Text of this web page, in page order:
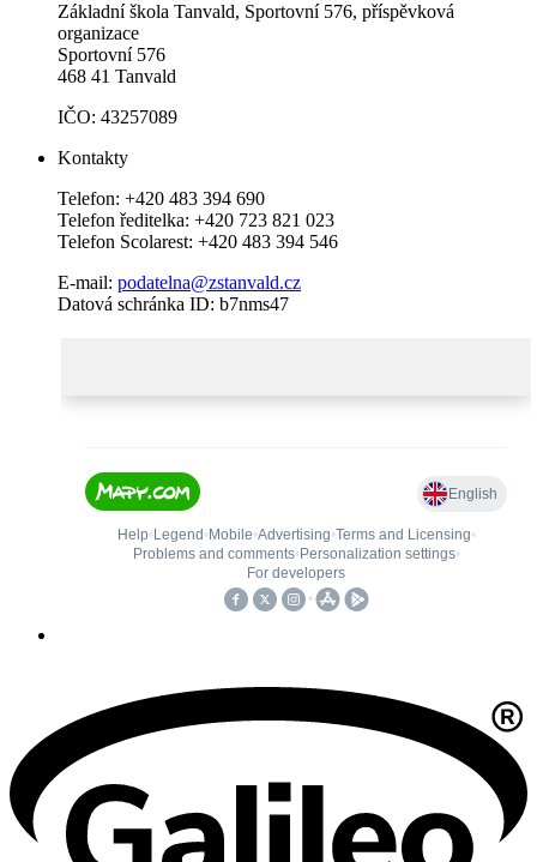
Základní škola Tanvald, Sportovní 576, příspěvková
organizace
Sportovní 576
468 41 Tanvald
IČO: 43257089
Kontakty
Telefon: +420 483 394 690
Telefon ředitelka: +420 723 821 023
Telefon Scolarest: +420 483 394 546
E-mail: podatelna@zstanvald.cz
Datová schránka ID: b7nms47